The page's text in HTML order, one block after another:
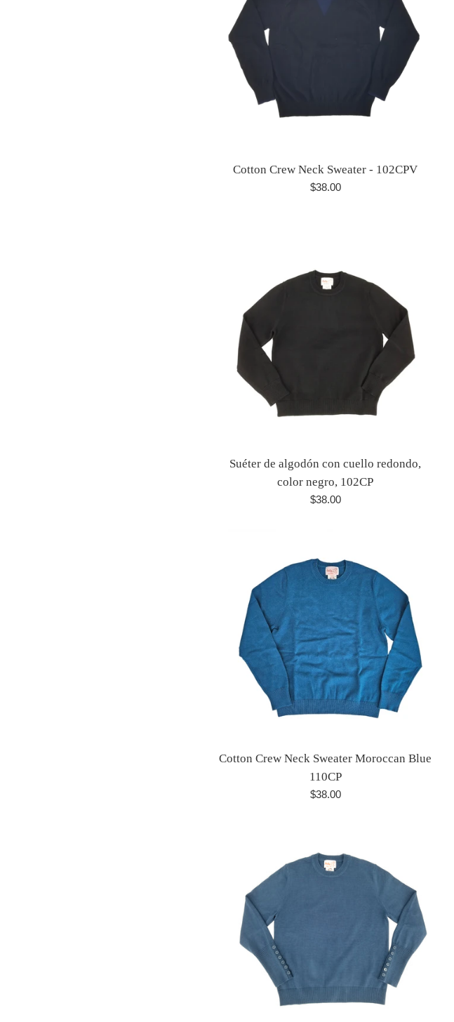
Cotton Crew Neck Sweater - 102CPV
Precio
$38.00
Suéter de algodón con cuello redondo,
color negro, 102CP
Precio
$38.00
Cotton Crew Neck Sweater Moroccan Blue
110CP
Precio
$38.00